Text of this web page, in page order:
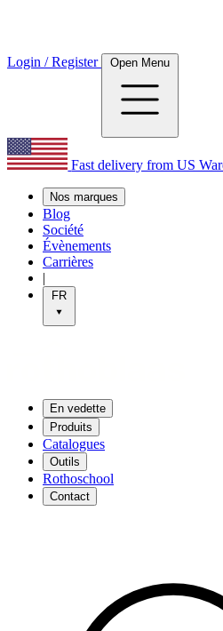
Login / Register Open Menu
Fast delivery from US
Nos marques
Blog
Société
Évènements
Carrières
|
FR
En vedette
Produits
Catalogues
Outils
Rothoschool
Contact